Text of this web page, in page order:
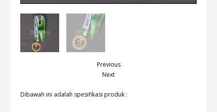
Previous
Next
Dibawah ini adalah spesifikasi produk :